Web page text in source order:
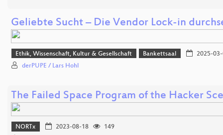
Geliebte Sucht – Die Vendor Lock-in
Ethik, Wissenschaft, Kultur & Gesellschaft Bankettsaal
2025-
derPUPE / Lars Hohl
The Failed Space Program of the Hacker
NORTx 2023-08-18
149